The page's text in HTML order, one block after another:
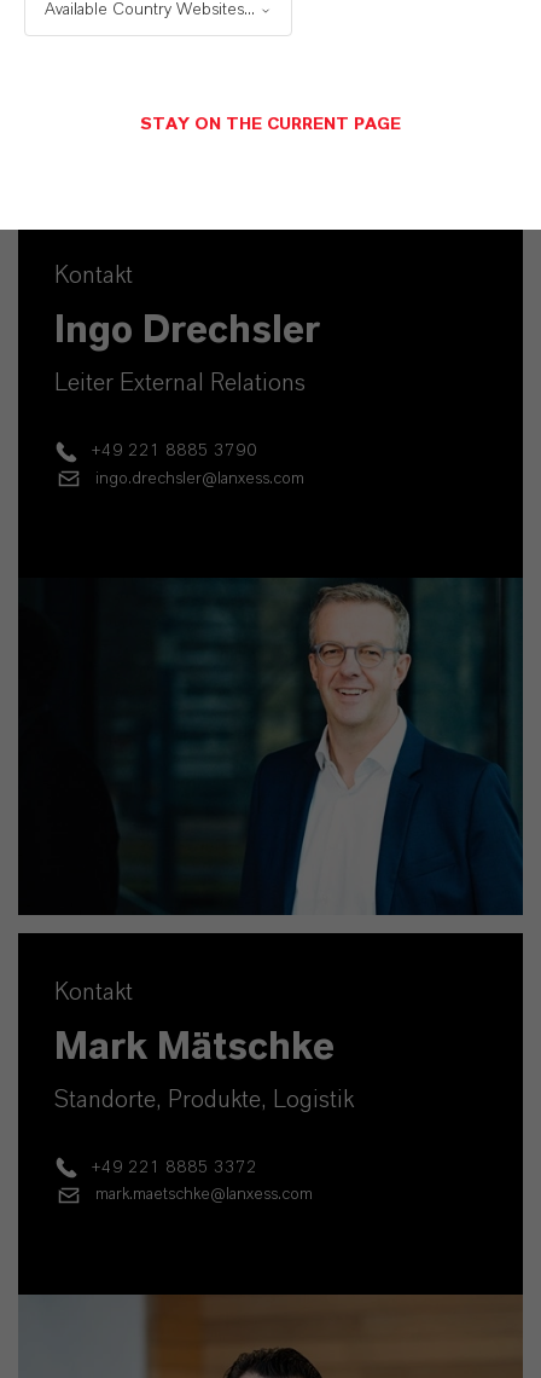
Instagram
Kontakt
Ingo Drechsler
Leiter External Relations
+49 221 8885 3790
ingo.drechsler@lanxess.com
Kontakt
Mark Mätschke
Standorte, Produkte, Logistik
+49 221 8885 3372
mark.maetschke@lanxess.com
Available Country Websites...
STAY ON THE CURRENT PAGE